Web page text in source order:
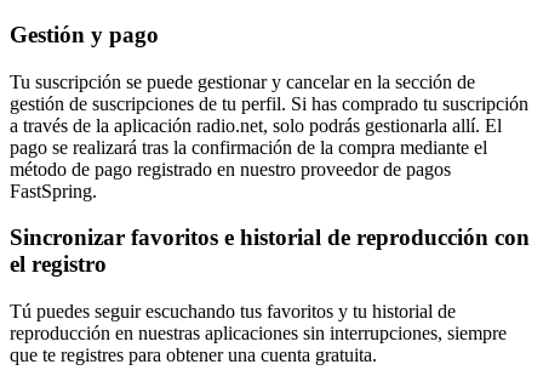
Gestión y pago
Tu suscripción se puede gestionar y cancelar en la sección de
gestión de suscripciones de tu perfil. Si has comprado tu suscripción
a través de la aplicación radio.net, solo podrás gestionarla allí. El
pago se realizará tras la confirmación de la compra mediante el
método de pago registrado en nuestro proveedor de pagos
FastSpring.
Sincronizar favoritos e historial de reproducción con
el registro
Tú puedes seguir escuchando tus favoritos y tu historial de
reproducción en nuestras aplicaciones sin interrupciones, siempre
que te registres para obtener una cuenta gratuita.